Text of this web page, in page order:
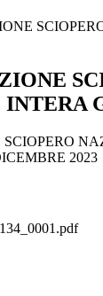
2023